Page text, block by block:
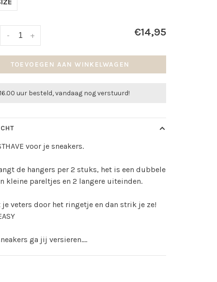
+
- €14,95
TOEVOEGEN AAN WINKELWAGEN
uur besteld, vandaag nog verstuurd!
voor je sneakers.
de hangers per 2 stuks, het is een dubbele
kleine pareltjes en 2 langere uiteinden.
je veters door het ringetje en dan strik je ze!
ga jij versieren....